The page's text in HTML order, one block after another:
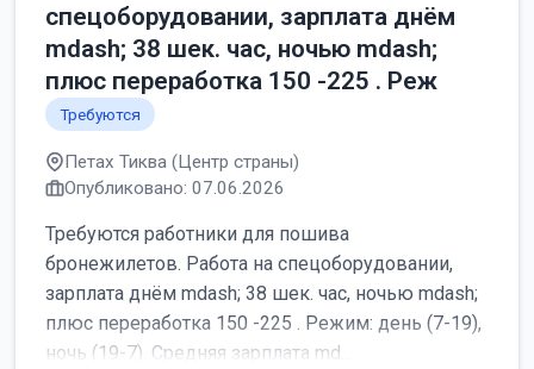
спецоборудовании, зарплата днём
mdash; 38 шек. час, ночью mdash;
плюс переработка 150 -225 . Реж
Требуются
Петах Тиква (Центр страны)
Опубликовано: 07.06.2026
Требуются работники для пошива
бронежилетов. Работа на спецоборудовании,
зарплата днём mdash; 38 шек. час, ночью mdash;
плюс переработка 150 -225 . Режим: день (7-19),
ночь (19-7). Средняя зарплата md...